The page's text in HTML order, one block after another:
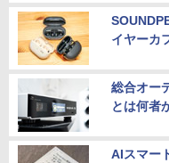
イヤーカ
総合オー
とは何者
AIスマー